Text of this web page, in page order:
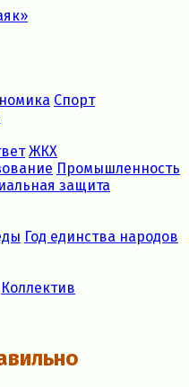
Спорт
ЖКХ
Промышленность
защита
Год единства народов
Коллектив